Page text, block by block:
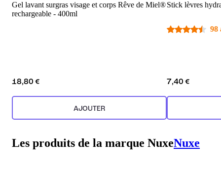
Gel lavant surgras visage et corps Rêve de Miel®
rechargeable - 400ml
18,80 €
AJOUTER
Stick lèvres
98
7,40 €
Les produits de la marque NuxeNuxe